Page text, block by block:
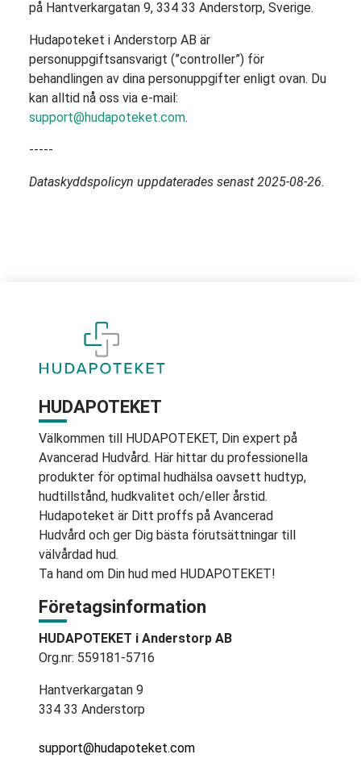
på Hantverkargatan 9, 334 33 Anderstorp, Sverige.
Hudapoteket i Anderstorp AB är
personuppgiftsansvarigt (”controller”) för
behandlingen av dina personuppgifter enligt ovan. Du
kan alltid nå oss via e-mail:
support@hudapoteket.com.
-----
Dataskyddspolicyn uppdaterades senast 2025-08-26.
HUDAPOTEKET
Välkommen till HUDAPOTEKET, Din expert på
Avancerad Hudvård. Här hittar du professionella
produkter för optimal hudhälsa oavsett hudtyp,
hudtillstånd, hudkvalitet och/eller årstid.
Hudapoteket är Ditt proffs på Avancerad
Hudvård och ger Dig bästa förutsättningar till
välvårdad hud.
Ta hand om Din hud med HUDAPOTEKET!
Företagsinformation
HUDAPOTEKET i Anderstorp AB
Org.nr: 559181-5716
Hantverkargatan 9
334 33 Anderstorp
support@hudapoteket.com